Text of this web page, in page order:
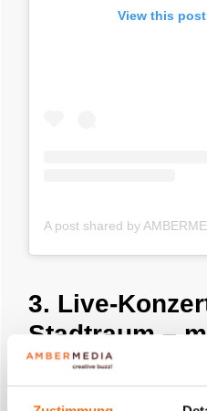
View this
A post shared by
3. Live-
Stadtraum –
Ein rollendes Konzert auf